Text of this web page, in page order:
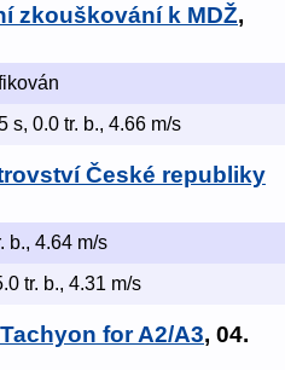
zkouškování k MDŽ,
s, 0.0 tr. b., 4.66 m/s
České republiky
b., 4.64 m/s
tr. b., 4.31 m/s
for A2/A3, 04.